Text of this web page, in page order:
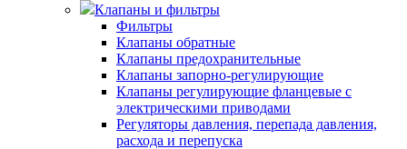
Клапаны и фильтры
Фильтры
Клапаны обратные
Клапаны предохранительные
Клапаны запорно-регулирующие
Клапаны регулирующие фланцевые с
электрическими приводами
Регуляторы давления, перепада давления,
расхода и перепуска